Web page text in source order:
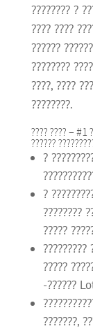
???????? ?
???? ????
??????
????????
????, ????
????????.
???? ???? – #1
??????
?
?
????????
?????
?????????
?????
-??????
???????,